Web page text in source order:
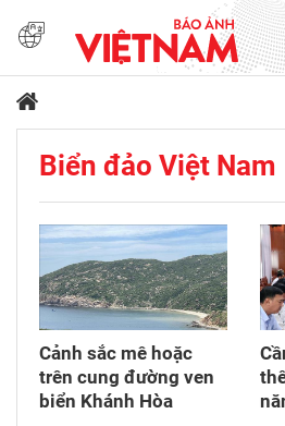
Biển đảo Việt Nam
Cảnh sắc mê hoặc
trên cung đường ven
biển Khánh Hòa